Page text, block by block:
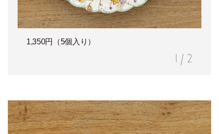
1,350円（5個入り）
1 / 2